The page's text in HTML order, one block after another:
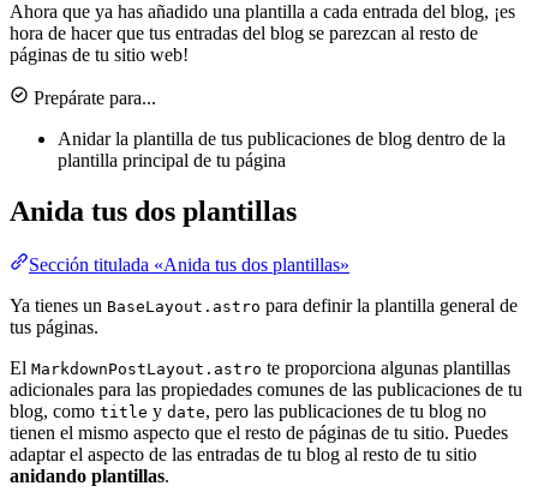
Ahora que ya has añadido una plantilla a cada entrada del blog, ¡es
hora de hacer que tus entradas del blog se parezcan al resto de
páginas de tu sitio web!
Prepárate para...
Anidar la plantilla de tus publicaciones de blog dentro de la
plantilla principal de tu página
Anida tus dos plantillas
Sección titulada «Anida tus dos plantillas»
Ya tienes un BaseLayout.astro para definir la plantilla general de
tus páginas.
El MarkdownPostLayout.astro te proporciona algunas plantillas
adicionales para las propiedades comunes de las publicaciones de tu
blog, como title y date, pero las publicaciones de tu blog no
tienen el mismo aspecto que el resto de páginas de tu sitio. Puedes
adaptar el aspecto de las entradas de tu blog al resto de tu sitio
anidando plantillas.